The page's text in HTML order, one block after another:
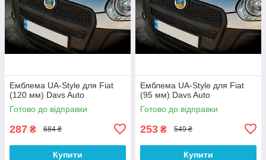
Емблема UA-Style для Fiat
(120 мм) Davs Auto
Готово до відправки
287 ₴ 684 ₴
Купити
Емблема UA-Style для Fiat
(95 мм) Davs Auto
Готово до відправки
253 ₴ 549 ₴
Купити